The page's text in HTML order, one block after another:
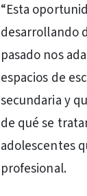
“Esta
desarrollando
pasado nos
espacios de
secundaria y
de qué se
adolescentes
profesional.